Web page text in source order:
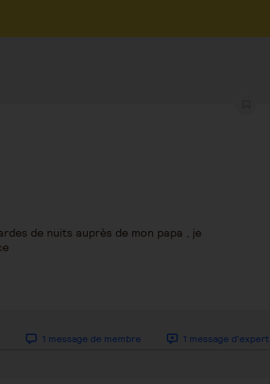
de nuits auprès de mon papa , je
1 message de membre 1 message d'expert